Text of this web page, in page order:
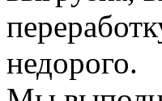
недорого.